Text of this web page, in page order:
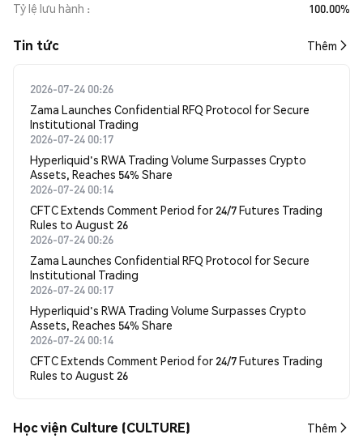
Tỷ lệ lưu hành
100.00%
Tin tức Thêm
2026-07-24 00:26
Zama Launches Confidential RFQ Protocol for Secure
Institutional Trading
2026-07-24 00:17
Hyperliquid's RWA Trading Volume Surpasses Crypto
Assets, Reaches 54% Share
2026-07-24 00:14
CFTC Extends Comment Period for 24/7 Futures Trading
Rules to August 26
2026-07-24 00:26
Zama Launches Confidential RFQ Protocol for Secure
Institutional Trading
2026-07-24 00:17
Hyperliquid's RWA Trading Volume Surpasses Crypto
Assets, Reaches 54% Share
2026-07-24 00:14
CFTC Extends Comment Period for 24/7 Futures Trading
Rules to August 26
Học viện Culture (CULTURE) Thêm